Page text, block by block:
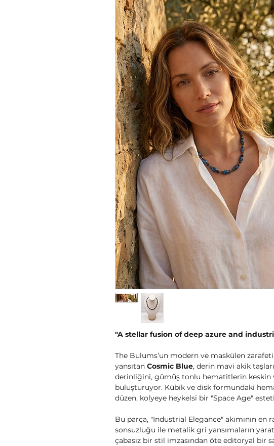
"A stellar fusion of deep azure and
The Bulums’un modern ve maskülen
yansıtan Cosmic Blue, derin mavi akik
derinliğini, gümüş tonlu hematitlerin keskin
buluşturuyor. Kübik ve disk formundaki
düzen, kolyeye heykelsi bir "Space Age"
Bu parça, "Industrial Elegance" akımının en
sonsuzluğu ile metalik gri yansımaların
çabasız bir stil imzasından öte editoryal bir